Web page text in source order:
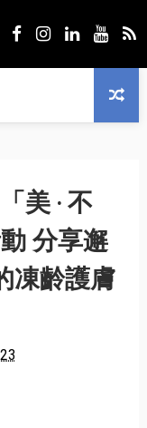
美 ‧ 不
分享邂
凍齡護膚